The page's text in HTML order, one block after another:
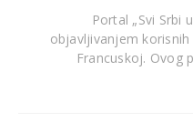
Portal „Svi Srbi
objavljivanjem
Francuskoj. Ovog